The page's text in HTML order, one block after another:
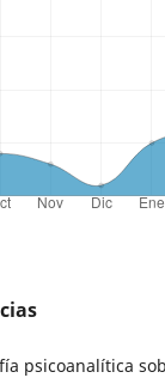
psicoanalítica